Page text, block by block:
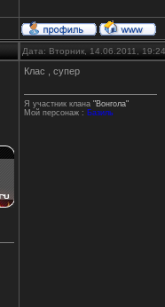
Дата: Вторник, 14.06.2011,
Клас , супер
Я участник клана "Вонгола"
Мой персонаж : Базиль